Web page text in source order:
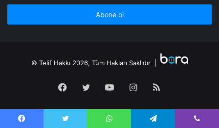
adresinizi
© Telif Hakkı 2026, Tüm Hakları Saklıdır |
Facebook
TwitterYouTubeInstagram
RSS